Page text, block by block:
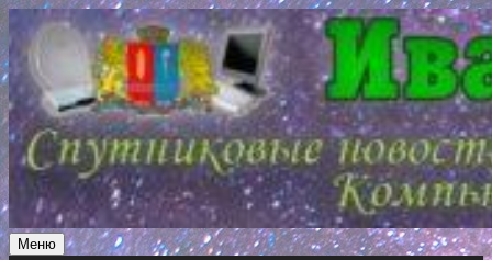
Перейти
к
содержимому
Меню